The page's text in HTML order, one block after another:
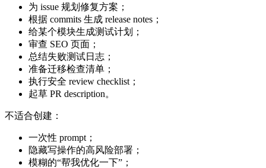
为 issue 规划修复方案；
根据 commits 生成 release notes；
给某个模块生成测试计划；
审查 SEO 页面；
总结失败测试日志；
准备迁移检查清单；
执行安全 review checklist；
起草 PR description。
不适合创建：
一次性 prompt；
隐藏写操作的高风险部署；
模糊的“帮我优化一下”；